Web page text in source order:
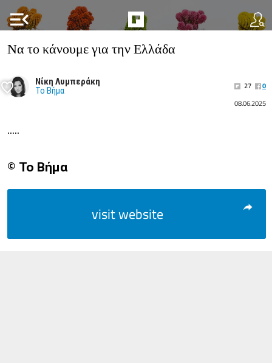
menu_open
Να το κάνουμε για την Ελλάδα
Νίκη Λυμπεράκη
Το Βήμα 27
0
08.06.2025
.....
© Το Βήμα
visit website